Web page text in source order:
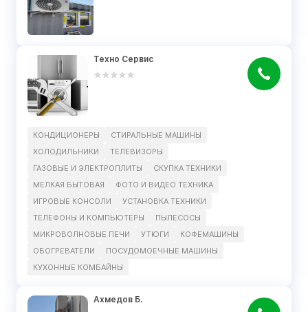
Техно Сервис
КОНДИЦИОНЕРЫ
СТИРАЛЬНЫЕ МАШИНЫ
ХОЛОДИЛЬНИКИ
ТЕЛЕВИЗОРЫ
ГАЗОВЫЕ И ЭЛЕКТРОПЛИТЫ
СКУПКА ТЕХНИКИ
МЕЛКАЯ БЫТОВАЯ
ФОТО И ВИДЕО ТЕХНИКА
ИГРОВЫЕ КОНСОЛИ
УСТАНОВКА ТЕХНИКИ
ТЕЛЕФОНЫ И КОМПЬЮТЕРЫ
ПЫЛЕСОСЫ
МИКРОВОЛНОВЫЕ ПЕЧИ
УТЮГИ
КОФЕМАШИНЫ
ОБОГРЕВАТЕЛИ
ПОСУДОМОЕЧНЫЕ МАШИНЫ
КУХОННЫЕ КОМБАЙНЫ
Ахмедов Б.